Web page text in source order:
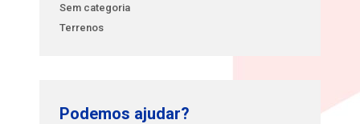
Sem categoria
Terrenos
Podemos ajudar?